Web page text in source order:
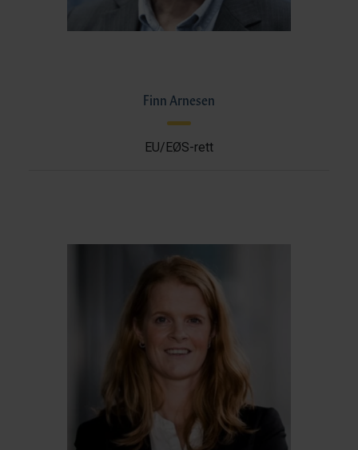
Finn Arnesen
EU/EØS-rett